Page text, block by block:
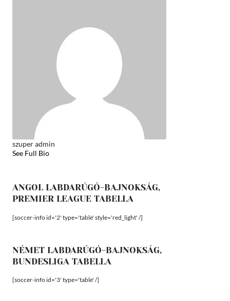
szuper admin
See Full Bio
ANGOL LABDARÚGÓ-BAJNOKSÁG,
PREMIER LEAGUE TABELLA
[soccer-info id='2' type='table' style='red_light' /]
NÉMET LABDARÚGÓ-BAJNOKSÁG,
BUNDESLIGA TABELLA
[soccer-info id='3' type='table' /]